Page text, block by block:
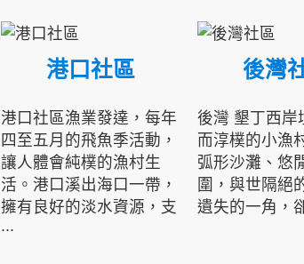
港口社區
港口社區漁業發達，每年
四至五月的飛魚季活動，
讓人體會純樸的漁村生
活。港口溪出海口一帶，
擁有良好的淡水資源，支
...
後灣
後灣 墾丁西岸
而淳樸的小漁
弧形沙灘、悠
圍，與世隔絕
遺失的一角，